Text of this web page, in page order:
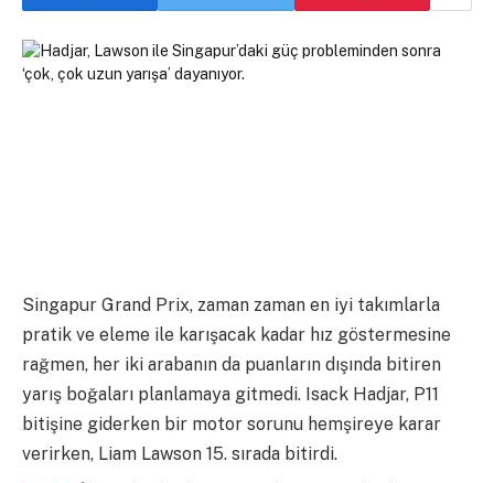
Singapur Grand Prix, zaman zaman en iyi takımlarla
pratik ve eleme ile karışacak kadar hız göstermesine
rağmen, her iki arabanın da puanların dışında bitiren
yarış boğaları planlamaya gitmedi. Isack Hadjar, P11
bitişine giderken bir motor sorunu hemşireye karar
verirken, Liam Lawson 15. sırada bitirdi.